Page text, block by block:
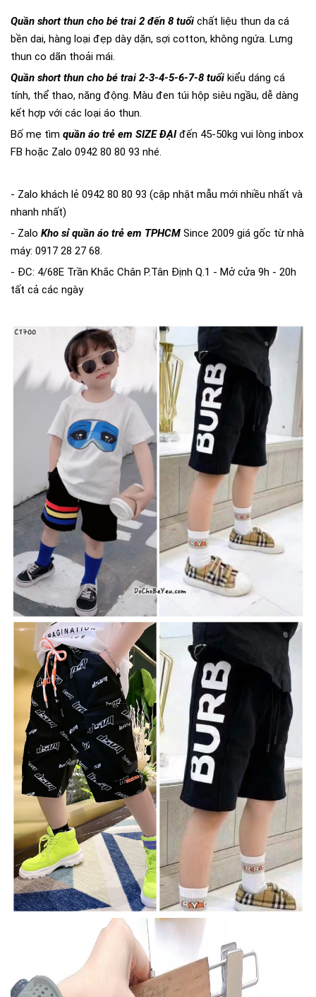
Quần short thun cho bé trai 2 đến 8 tuổi chất liệu thun da cá
bền dai, hàng loại đẹp dày dặn, sợi cotton, không ngứa. Lưng
thun co dãn thoải mái.
Quần short thun cho bé trai 2-3-4-5-6-7-8 tuổi kiểu dáng cá
tính, thể thao, năng động. Màu đen túi hộp siêu ngầu, dễ dàng
kết hợp với các loại áo thun.
Bố mẹ tìm quần áo trẻ em SIZE ĐẠIđến 45-50kg vui lòng inbox
FB hoặc Zalo 0942 80 80 93 nhé.
- Zalo khách lẻ 0942 80 80 93 (cập nhật mẫu mới nhiều nhất và
nhanh nhất)
- Zalo Kho sỉ quần áo trẻ em TPHCM Since 2009 giá gốc từ nhà
máy: 0917 28 27 68.
- ĐC: 4/68E Trần Khắc Chân P.Tân Định Q.1 - Mở cửa 9h - 20h
tất cả các ngày